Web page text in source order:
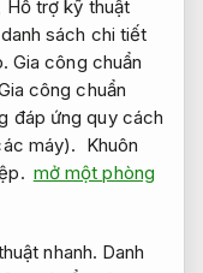
Hỗ trợ kỹ thuật
sách chi tiết
Gia công chuẩn
công chuẩn
đáp ứng quy cách
máy). Khuôn
mở một phòng
nhanh. Danh